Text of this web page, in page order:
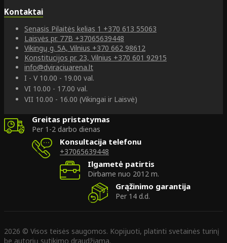
Kontaktai
Senasis Pilaitės kelias 1 +370 613 55063
Laisvės pr. 77B +37065639448
Vikingų g. 5A, Vilnius +370 662 98612
Konstitucijos pr. 23, Vilnius +370 601 92915
info@dviraciuarena.lt
I - V 10.00 - 19.00 val.
VI 10.00 - 17.00 val.
VII 10.00 - 16.00 (Vikingai ir Laisvė)
Greitas pristatymas
Per 1-2 darbo dienas
Konsultacija telefonu
+37065639448
Ilgametė patirtis
Dirbame nuo 2012 m.
Grąžinimo garantija
Per 14 d.d.
2026 © Visos teisės saugomos. Kopijuoti, platinti svetainės turinį
be autorių sutikimo draudžiama.